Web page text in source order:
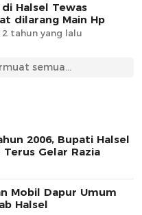
Halsel Tewas
dilarang Main Hp
2 tahun yang lalu
semua...
2006, Bupati Halsel
Gelar Razia
Mobil Dapur Umum
Halsel